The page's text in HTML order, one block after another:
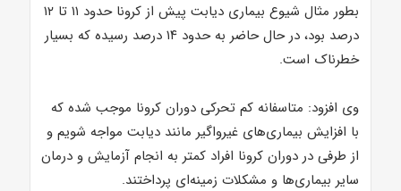
بطور مثال شیوع بیماری دیابت پیش از کرونا حدود ۱۱ تا ۱۲
درصد بود، در حال حاضر به حدود ۱۴ درصد رسیده که بسیار
خطرناک است.
وی افزود: متاسفانه کم تحرکی دوران کرونا موجب شده که
با افزایش بیماری‌های غیرواگیر مانند دیابت مواجه شویم و
از طرفی در دوران کرونا افراد کمتر به انجام آزمایش و درمان
سایر بیماری‌ها و مشکلات زمینه‌ای پرداختند.